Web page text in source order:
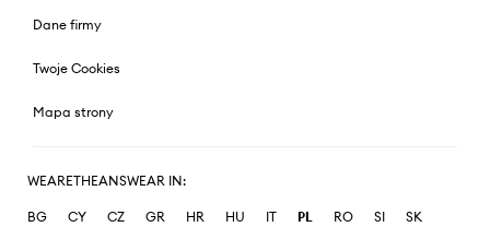
Dane firmy
Twoje Cookies
Mapa strony
WEARETHEANSWEAR IN:
BG CY CZ GR HR HU IT PL RO SI
SK